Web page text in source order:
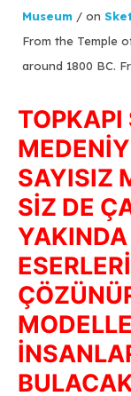
Museum / on
From the Temple
around 1800 BC.
SAYISIZ
SİZ DE